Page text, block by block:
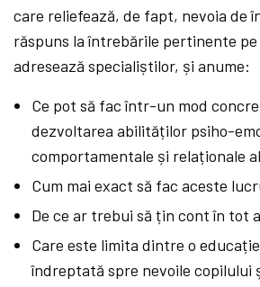
care reliefează, de fapt, nevoia de
răspuns la întrebările pertinente
adresează specialiștilor, și anume:
Ce pot să fac într-un mod
dezvoltarea abilităților psiho-
comportamentale și relaționale
Cum mai exact să fac aceste
De ce ar trebui să țin cont în tot
Care este limita dintre o
îndreptată spre nevoile copilului